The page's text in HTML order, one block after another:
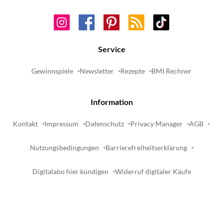
Service
Gewinnspiele Newsletter Rezepte BMI Rechner
Information
Kontakt Impressum Datenschutz Privacy Manager AGB
Nutzungsbedingungen Barrierefreiheitserklärung
Digitalabo hier kündigen Widerruf digitaler Käufe